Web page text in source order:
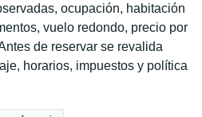
ocupación, habitación
vuelo redondo, precio por
de reservar se revalida
horarios, impuestos y política